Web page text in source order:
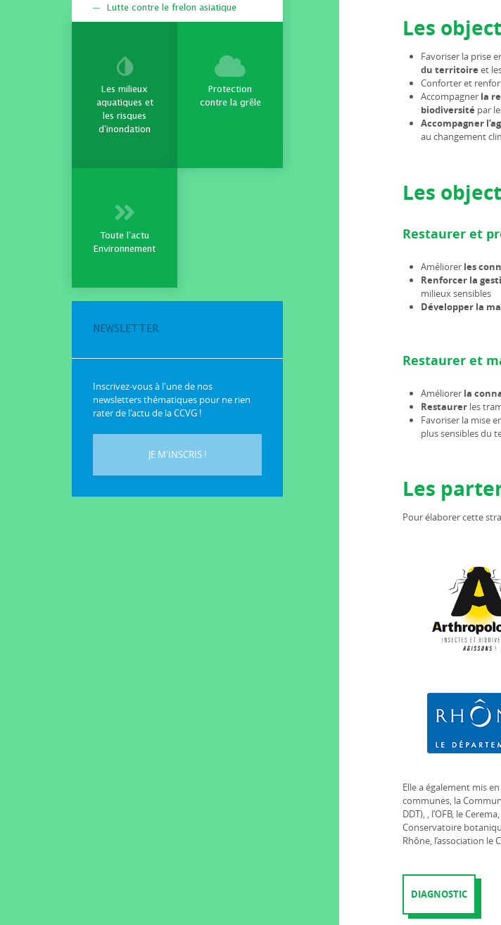
Lutte contre le frelon asiatique
Les milieux
aquatiques et
les risques
d’inondation
Protection
contre la grêle
Toute l’actu
Environnement
NEWSLETTER
Inscrivez-vous à l'une de nos
newsletters thématiques pour ne rien
rater de l'actu de la CCVG !
JE M'INSCRIS !
Les
Favoriser la prise
du territoire et
Conforter et
Accompagnerla
biodiversité par
Accompagner
au changement
Les
Restaurer et
Améliorerles
Renforcer la
milieux sensibles
Développer la
Restaurer et
Améliorer la
Restaurerles
Favoriser la mise
plus sensibles du
Les
Pour élaborer cette
Elle a également mis
communes, la
DDT), , l’OFB, le
Conservatoire
Rhône, l’association le
DIAGNOSTIC